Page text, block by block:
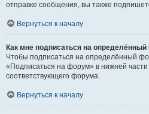
отправке сообщения, вы также
Вернуться к началу
Как мне подписаться на
Чтобы подписаться на определённый
«Подписаться на форум» в нижней
соответствующего форума.
Вернуться к началу